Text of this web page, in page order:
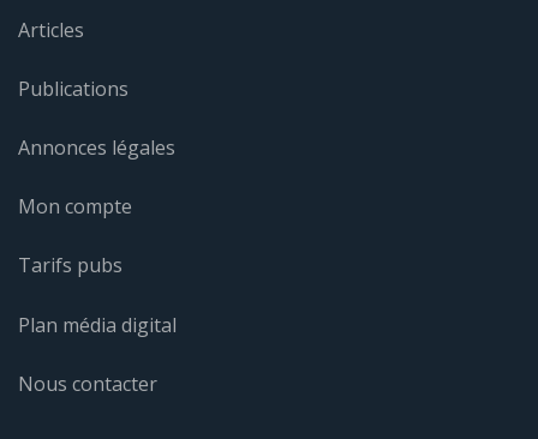
Articles
Publications
Annonces légales
Mon compte
Tarifs pubs
Plan média digital
Nous contacter